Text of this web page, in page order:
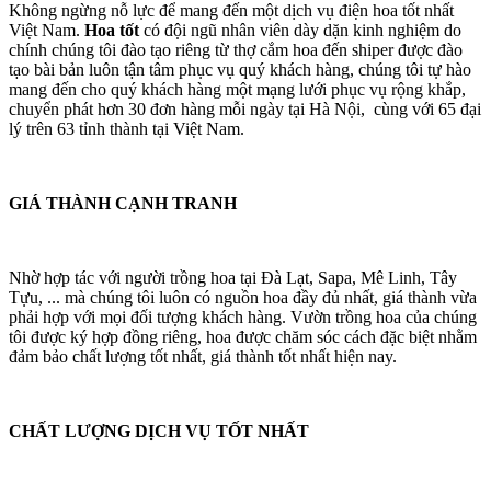
Không ngừng nỗ lực để mang đến một dịch vụ điện hoa tốt nhất
Việt Nam. Hoa tốt có đội ngũ nhân viên dày dặn kinh nghiệm do
chính chúng tôi đào tạo riêng từ thợ cắm hoa đến shiper được đào
tạo bài bản luôn tận tâm phục vụ quý khách hàng, chúng tôi tự hào
mang đến cho quý khách hàng một mạng lưới phục vụ rộng khắp,
chuyển phát hơn 30 đơn hàng mỗi ngày tại Hà Nội, cùng với 65 đại
lý trên 63 tỉnh thành tại Việt Nam.
GIÁ THÀNH CẠNH TRANH
Nhờ hợp tác với người trồng hoa tại Đà Lạt, Sapa, Mê Linh, Tây
Tựu, ... mà chúng tôi luôn có nguồn hoa đầy đủ nhất, giá thành vừa
phải hợp với mọi đối tượng khách hàng. Vườn trồng hoa của chúng
tôi được ký hợp đồng riêng, hoa được chăm sóc cách đặc biệt nhằm
đảm bảo chất lượng tốt nhất, giá thành tốt nhất hiện nay.
CHẤT LƯỢNG DỊCH VỤ TỐT NHẤT